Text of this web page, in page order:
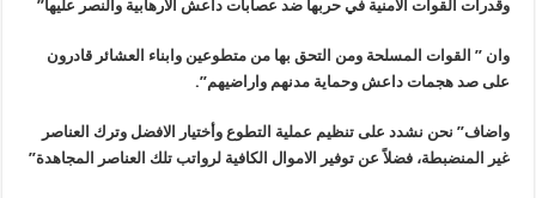
وقدرات القوات الامنية في حربها ضد عصابات داعش الارهابية والنصر عليها”
وان ” القوات المسلحة ومن التحق بها من متطوعين وابناء العشائر قادرون
على صد هجمات داعش وحماية مدنهم واراضيهم”.
واضاف” نحن نشدد على تنظيم عملية التطوع وأختيار الافضل وترك العناصر
غير المنضبطة، فضلاً عن توفير الاموال الكافية لرواتب تلك العناصر المجاهدة”